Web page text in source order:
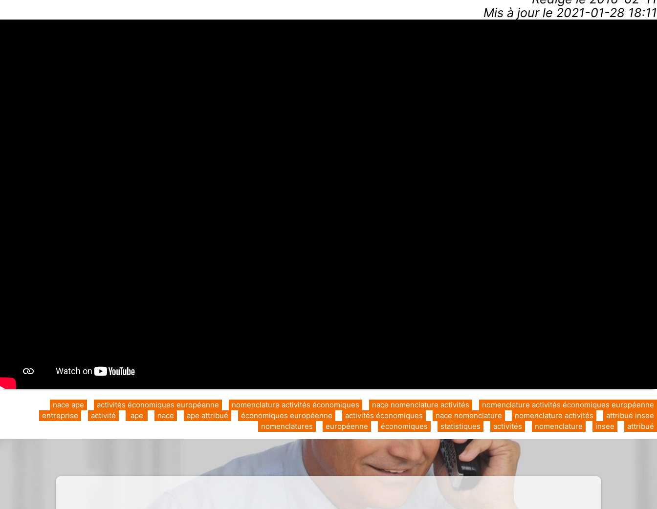
Mis à jour le 2021-01-28 18:11
nomenclature activités économiques européenne
nace nomenclature activités
nomenclature activités économiques
activités économiques européenne
nace ape
attribué insee
nomenclature activités
nace nomenclature
activités économiques
économiques européenne
ape attribué
nace
ape
activité
entreprise
attribué
insee
nomenclature
activités
statistiques
économiques
européenne
nomenclatures